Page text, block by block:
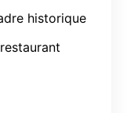
historique